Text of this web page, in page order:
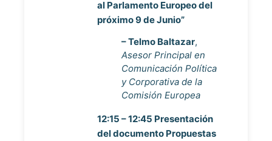
al Parlamento Europeo del
próximo 9 de Junio”
– Telmo Baltazar,
Asesor Principal en
Comunicación Política
y Corporativa de la
Comisión Europea
12:15 – 12:45 Presentación
del documento Propuestas